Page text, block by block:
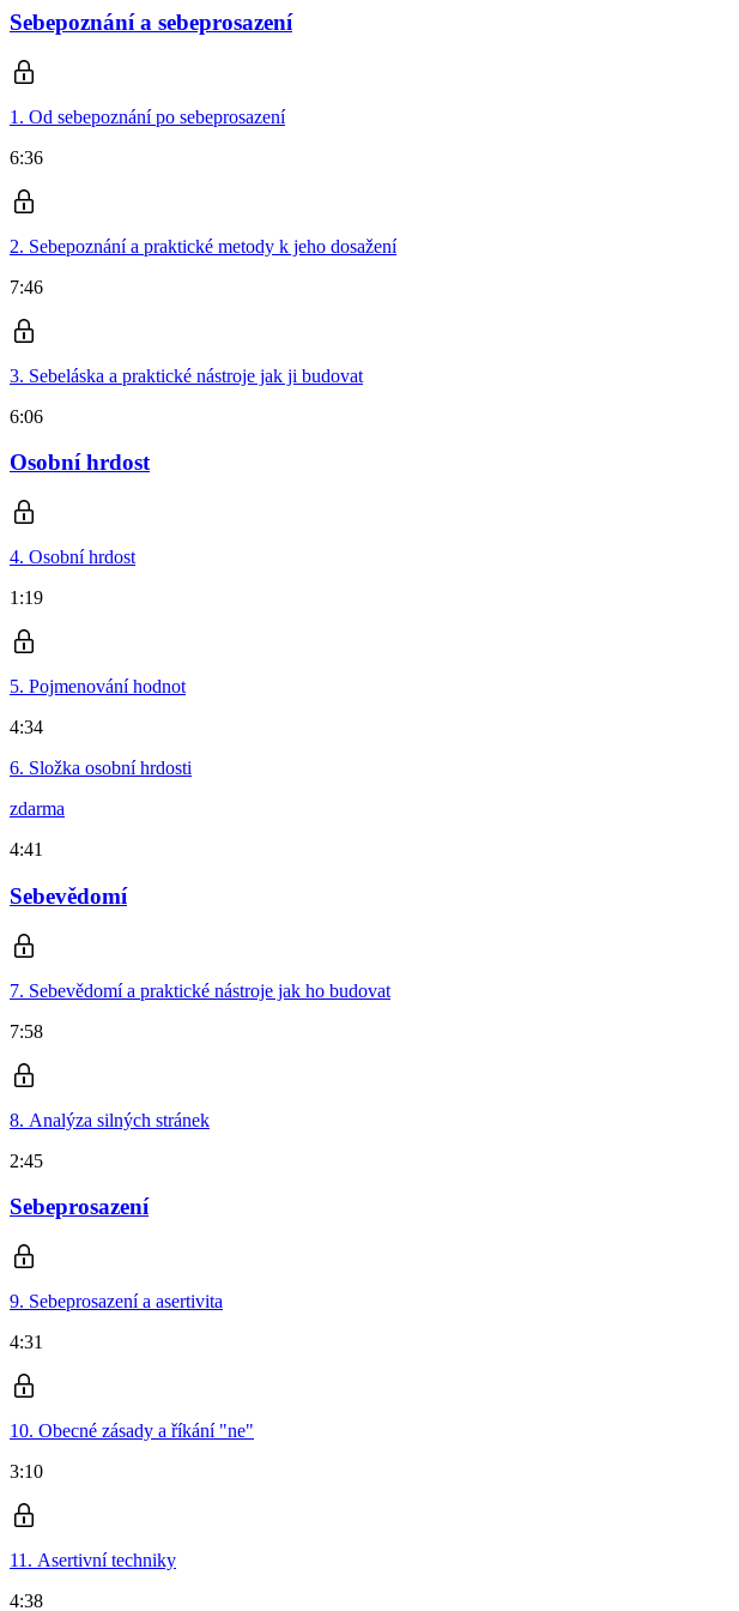
Sebepoznání a sebeprosazení
1. Od sebepoznání po sebeprosazení
6:36
2. Sebepoznání a praktické metody k jeho dosažení
7:46
3. Sebeláska a praktické nástroje jak ji budovat
6:06
Osobní hrdost
4. Osobní hrdost
1:19
5. Pojmenování hodnot
4:34
6. Složka osobní hrdosti
zdarma
4:41
Sebevědomí
7. Sebevědomí a praktické nástroje jak ho budovat
7:58
8. Analýza silných stránek
2:45
Sebeprosazení
9. Sebeprosazení a asertivita
4:31
10. Obecné zásady a říkání "ne"
3:10
11. Asertivní techniky
4:38